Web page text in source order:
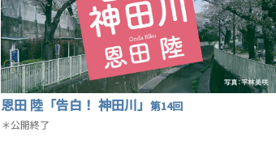
恩田 陸「告白！ 神田川」 第14回
＊公開終了